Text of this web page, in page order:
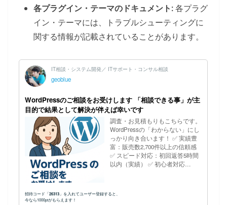
各プラグイン・テーマのドキュメント:各プラグ
イン・テーマには、トラブルシューティングに
関する情報が記載されていることがあります。